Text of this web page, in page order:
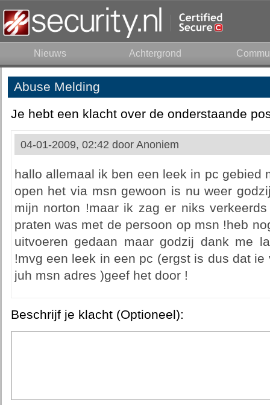
Nieuws Achtergrond
Abuse Melding
Je hebt een klacht over de onderstaande
04-01-2009, 02:42 door Anoniem
hallo allemaal ik ben een leek in pc gebied
open het via msn gewoon is nu weer
mijn norton !maar ik zag er niks
praten was met de persoon op msn !heb
uitvoeren gedaan maar godzij dank me
!mvg een leek in een pc (ergst is dus dat
juh msn adres )geef het door !
Beschrijf je klacht (Optioneel):